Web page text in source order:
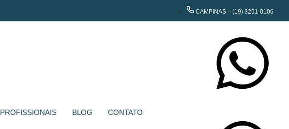
CAMPINAS – (19) 3251-0106
PROFISSIONAIS BLOG CONTATO